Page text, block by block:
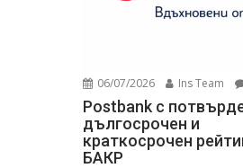
06/07/2026 Ins Team
Postbank с
дългосрочен и
краткосрочен
БАКР